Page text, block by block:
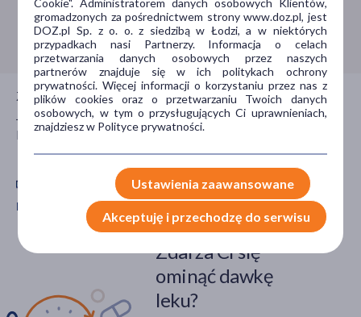
pokaż więcej
Typ produktu
Lek bez recepty(4)
Sposób aplikacji
tabletka (4)
Problem
osłabione paznokcie
(4)
Infolinia:800 110 110
Zadzwoń do nas jeśli potrzebujesz porady farmaceuty.
Jesteśmy dla Ciebie czynni całą dobę, 7 dni w tygodniu,
bezpłatnie.
Pobierz aplikację mobilną Doz.pl
Zdarza Ci się
ominąć dawkę
leku?
Cookie". Administratorem danych osobowych Klientów,
gromadzonych za pośrednictwem strony www.doz.pl, jest
DOZ.pl Sp. z o. o. z siedzibą w Łodzi, a w niektórych
przypadkach nasi Partnerzy. Informacja o celach
przetwarzania danych osobowych przez naszych
partnerów znajduje się w ich politykach ochrony
prywatności. Więcej informacji o korzystaniu przez nas z
plików cookies oraz o przetwarzaniu Twoich danych
osobowych, w tym o przysługujących Ci uprawnieniach,
znajdziesz w Polityce prywatności.
Ustawienia zaawansowane
Akceptuję i przechodzę do serwisu